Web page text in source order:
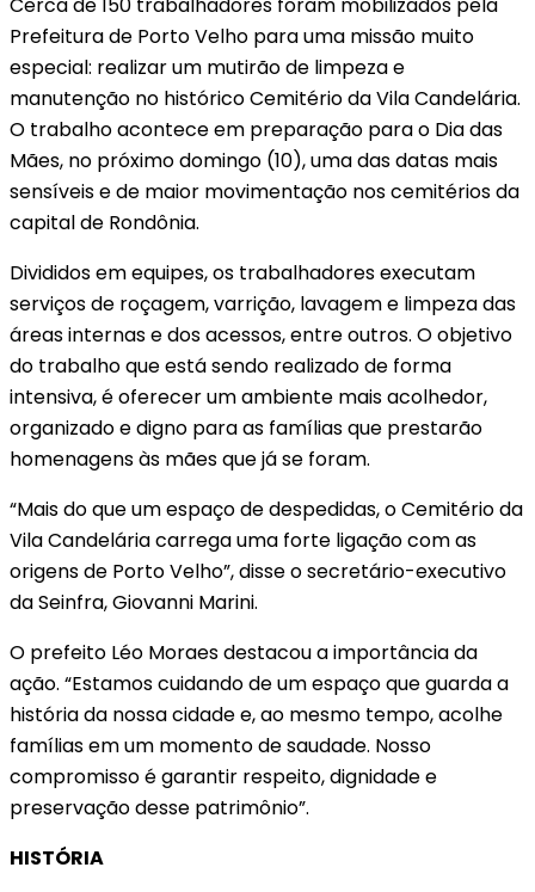
Prefeitura de Porto Velho para uma missão muito
especial: realizar um mutirão de limpeza e
manutenção no histórico Cemitério da Vila Candelária.
O trabalho acontece em preparação para o Dia das
Mães, no próximo domingo (10), uma das datas mais
sensíveis e de maior movimentação nos cemitérios da
capital de Rondônia.
Divididos em equipes, os trabalhadores executam
serviços de roçagem, varrição, lavagem e limpeza das
áreas internas e dos acessos, entre outros. O objetivo
do trabalho que está sendo realizado de forma
intensiva, é oferecer um ambiente mais acolhedor,
organizado e digno para as famílias que prestarão
homenagens às mães que já se foram.
“Mais do que um espaço de despedidas, o Cemitério da
Vila Candelária carrega uma forte ligação com as
origens de Porto Velho”, disse o secretário-executivo
da Seinfra, Giovanni Marini.
O prefeito Léo Moraes destacou a importância da
ação. “Estamos cuidando de um espaço que guarda a
história da nossa cidade e, ao mesmo tempo, acolhe
famílias em um momento de saudade. Nosso
compromisso é garantir respeito, dignidade e
preservação desse patrimônio”.
HISTÓRIA